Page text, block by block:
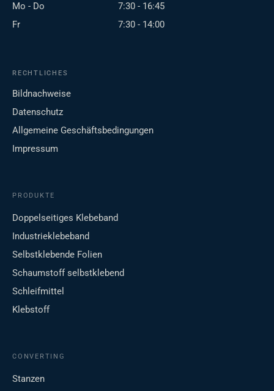
Mo - Do
7:30 - 16:45
Fr
7:30 - 14:00
RECHTLICHES
Bildnachweise
Datenschutz
Allgemeine Geschäftsbedingungen
Impressum
PRODUKTE
Doppelseitiges Klebeband
Industrieklebeband
Selbstklebende Folien
Schaumstoff selbstklebend
Schleifmittel
Klebstoff
CONVERTING
Stanzen